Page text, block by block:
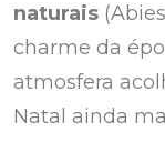
naturais
charme da
atmosfera
Natal ainda